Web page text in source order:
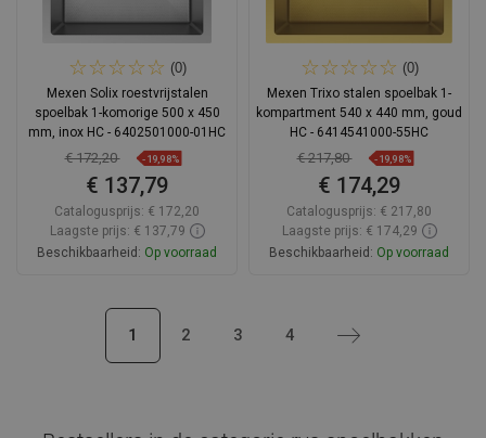
(0)
Mexen Solix roestvrijstalen
spoelbak 1-komorige 500 x 450
mm, inox HC - 6402501000-01HC
€ 172,20 -19,98%
€ 137,79
Catalogusprijs: € 172,20
Laagste prijs: € 137,79
Beschikbaarheid: Op voorraad
Favoriet
(0)
Mexen Trixo stalen spoelbak 1-
kompartment 540 x 440 mm, goud
HC - 6414541000-55HC
€ 217,80 -19,98%
€ 174,29
Catalogusprijs: € 217,80
Laagste prijs: € 174,29
Beschikbaarheid: Op voorraad
Vergelijk
1 2 3 4 Volgende